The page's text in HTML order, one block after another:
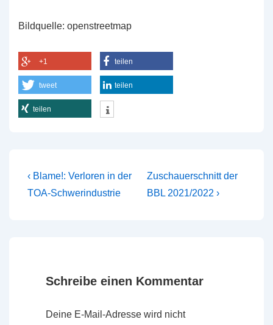
Bildquelle: openstreetmap
+1 teilen
tweet teilen
teilen
Beitragsnavigation
Vorheriger
Beitrag
‹ Blame!: Verloren in der
TOA-Schwerindustrie
Nächster
Beitrag
Zuschauerschnitt der
BBL 2021/2022 ›
Schreibe einen Kommentar
Deine E-Mail-Adresse wird nicht